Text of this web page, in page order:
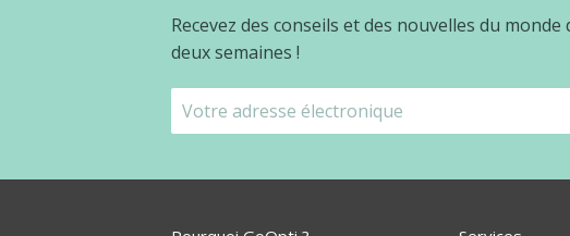
Recevez des conseils et des nouvelles du
deux semaines !